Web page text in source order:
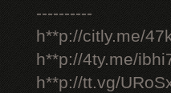
----------
h**p://citly.me/
h**p://4ty.me/
h**p://tt.vg/